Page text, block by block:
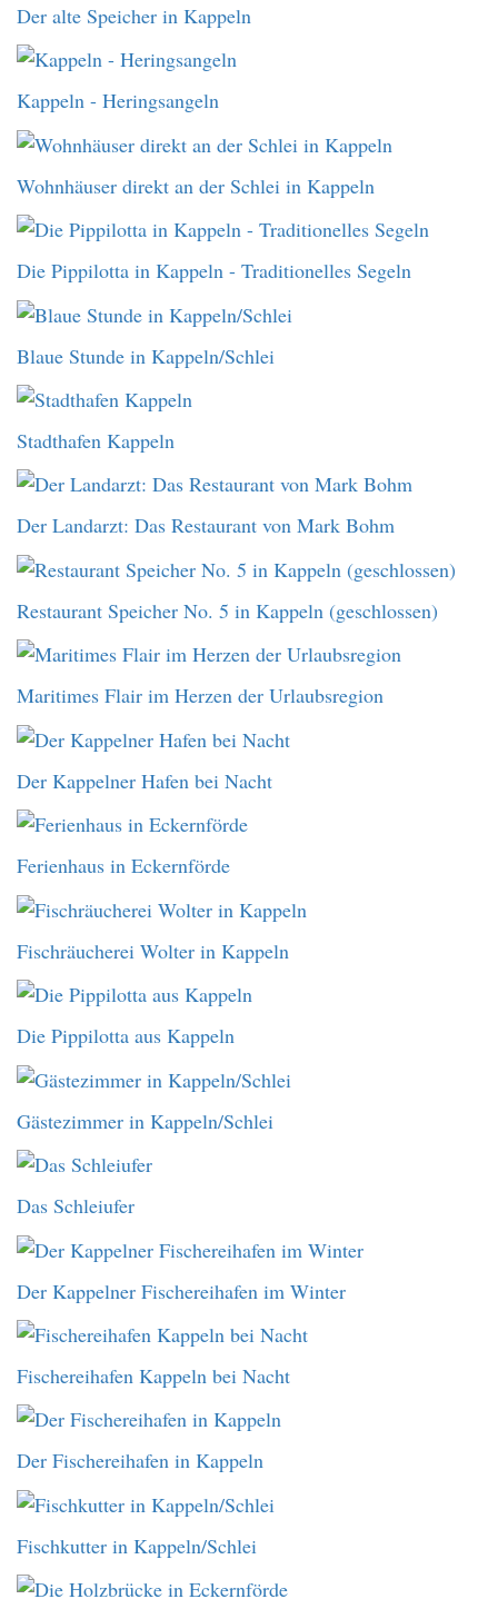
Der alte Speicher in Kappeln
Kappeln - Heringsangeln
Wohnhäuser direkt an der Schlei in Kappeln
Die Pippilotta in Kappeln - Traditionelles Segeln
Blaue Stunde in Kappeln/Schlei
Stadthafen Kappeln
Der Landarzt: Das Restaurant von Mark Bohm
Restaurant Speicher No. 5 in Kappeln (geschlossen)
Maritimes Flair im Herzen der Urlaubsregion
Der Kappelner Hafen bei Nacht
Ferienhaus in Eckernförde
Fischräucherei Wolter in Kappeln
Die Pippilotta aus Kappeln
Gästezimmer in Kappeln/Schlei
Das Schleiufer
Der Kappelner Fischereihafen im Winter
Fischereihafen Kappeln bei Nacht
Der Fischereihafen in Kappeln
Fischkutter in Kappeln/Schlei